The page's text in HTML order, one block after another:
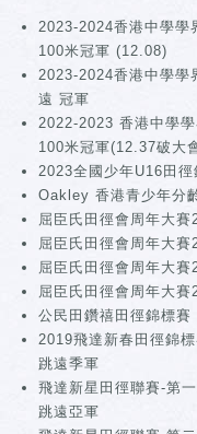
2023-2024香港中學
100米冠軍 (12.08)
2023-2024香港中學
遠 冠軍
2022-2023 香港中學
100米冠軍(12.37破大
2023全國少年U16田
Oakley 香港青少年分
屈臣氏田徑會周年大
屈臣氏田徑會周年大
屈臣氏田徑會周年大
屈臣氏田徑會周年大
公民田鑽禧田徑錦標
2019飛達新春田徑錦
跳遠季軍
飛達新星田徑聯賽-第
跳遠亞軍